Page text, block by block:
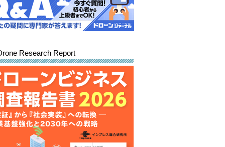
Research Report